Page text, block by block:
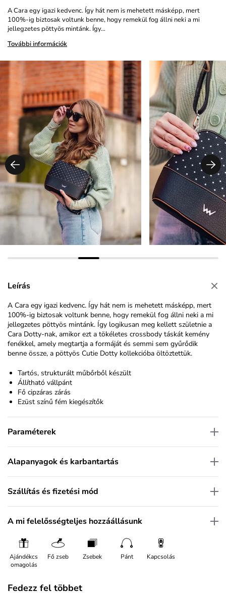
A Cara egy igazi kedvenc. Így hát nem is mehetett másképp, mert
100%-ig biztosak voltunk benne, hogy remekül fog állni neki a mi
jellegzetes pöttyös mintánk. Így…
További információk
Leírás
A Cara egy igazi kedvenc. Így hát nem is mehetett másképp, mert
100%-ig biztosak voltunk benne, hogy remekül fog állni neki a mi
jellegzetes pöttyös mintánk. Így logikusan meg kellett születnie a
Cara Dotty-nak, amikor ezt a tökéletes crossbody táskát kemény
fenékkel, amely megtartja a formáját és semmi sem gyűrődik
benne össze, a pöttyös Cutie Dotty kollekcióba öltöztettük.
Tartós, strukturált műbőrből készült
Állítható vállpánt
Fő cipzáras zárás
Ezüst színű fém kiegészítők
Paraméterek
Alapanyagok és karbantartás
Szállítás és fizetési mód
A mi felelősségteljes hozzáállásunk
Ajándékcs
omagolás
Fő zseb Zsebek Pánt Kapcsolás
Fedezz fel többet